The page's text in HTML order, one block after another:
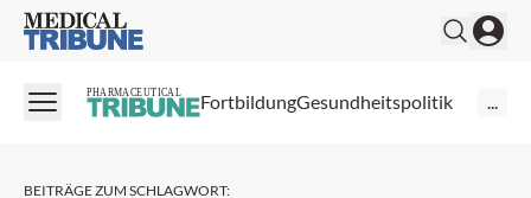
Medical Tribune
PHARMACEUTICAL FortbildungGesundheitspolitik ...
BEITRÄGE ZUM SCHLAGWORT: